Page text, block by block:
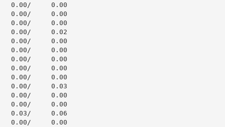
0.00/     0.00
0.00/     0.00
0.00/     0.00
0.00/     0.02
0.00/     0.00
0.00/     0.00
0.00/     0.00
0.00/     0.00
0.00/     0.00
0.00/     0.03
0.00/     0.00
0.00/     0.00
0.03/     0.06
0.00/     0.00